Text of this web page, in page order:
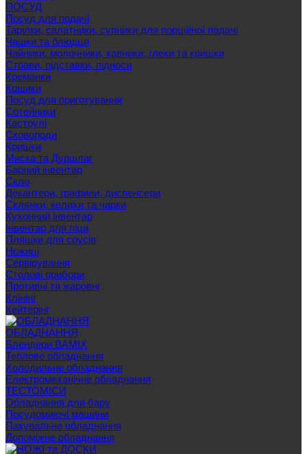
ПОСУД
Посуд для подачі
Тарілки, салатники, супники для порційної подачі
Чашки та блюдця
Чайники, молочники, кавники, глеки та кришки
Страви, підставки, підноси
Креманки
Кошики
Посуд для приготування
Сотейники
Каструлі
Сковороди
Кришки
Миска та Дуршлаг
Барний інвентар
Скло
Декантери, графини, диспенсери
Склянки, келихи та чарки
Кухонний інвентар
Інвентар для піци
Пляшки для соусів
Ножиці
Сервірування
Cтолові прибори
Противні та жаровні
Клінінг
Кейтерінг
ОБЛАДНАННЯ
Блендери BAMIX
Теплове обладнання
Холодильне обладнання
Електромеханічне обладнання
ТЕСТОМІСИ
Обладнання для бару
Посудомиючі машини
Пакувальне обладнання
Допоміжне обладнання